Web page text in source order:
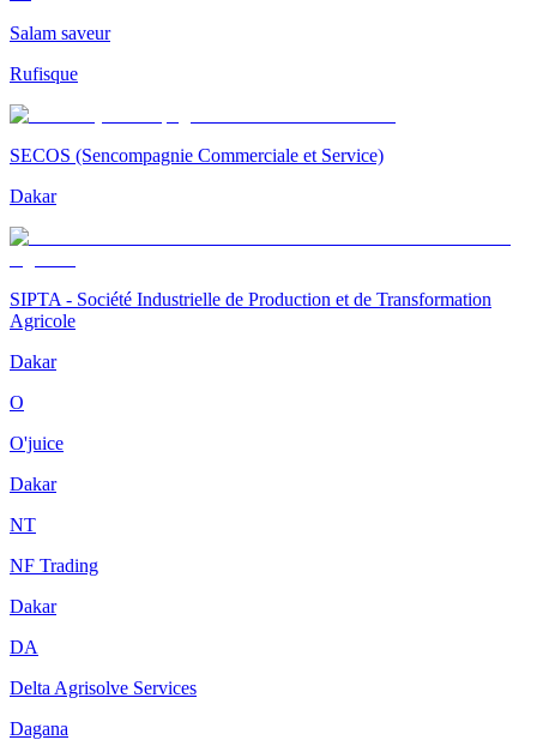
Salam saveur
Rufisque
SECOS (Sencompagnie Commerciale et Service)
Dakar
SIPTA - Société Industrielle de Production et de Transformation
Agricole
Dakar
O
O'juice
Dakar
NT
NF Trading
Dakar
DA
Delta Agrisolve Services
Dagana